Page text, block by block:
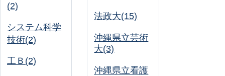
(2)
システム科学
技術(2)
工Ｂ(2)
法政大(15)
沖縄県立芸術
大(3)
沖縄県立看護